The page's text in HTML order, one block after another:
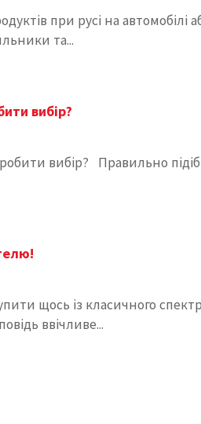
при русі на автомобілі
та...
вибір?
вибір? Правильно
щось із класичного
ввічливе...